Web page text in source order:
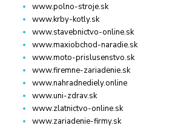
www.polno-stroje.sk
www.krby-kotly.sk
www.stavebnictvo-online.sk
www.maxiobchod-naradie.sk
www.moto-prislusenstvo.sk
www.firemne-zariadenie.sk
www.nahradnediely.online
www.uni-zdrav.sk
www.zlatnictvo-online.sk
www.zariadenie-firmy.sk